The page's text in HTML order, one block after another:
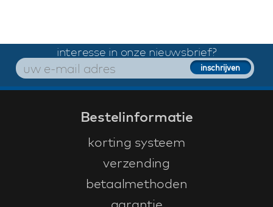
interesse in onze nieuwsbrief?
Bestelinformatie
korting systeem
verzending
betaalmethoden